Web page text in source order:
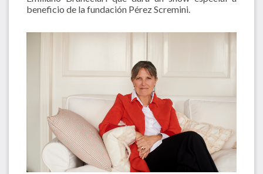
beneficio de la fundación Pérez Scremini.